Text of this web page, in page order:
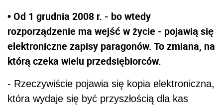
• Od 1 grudnia 2008 r. - bo wtedy
rozporządzenie ma wejść w życie - pojawią się
elektroniczne zapisy paragonów. To zmiana, na
którą czeka wielu przedsiębiorców.
- Rzeczywiście pojawia się kopia elektroniczna,
która wydaje się być przyszłością dla kas